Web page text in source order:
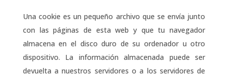
Una cookie es un pequeño archivo que se envía junto
con las páginas de esta web y que tu navegador
almacena en el disco duro de su ordenador u otro
dispositivo. La información almacenada puede ser
devuelta a nuestros servidores o a los servidores de